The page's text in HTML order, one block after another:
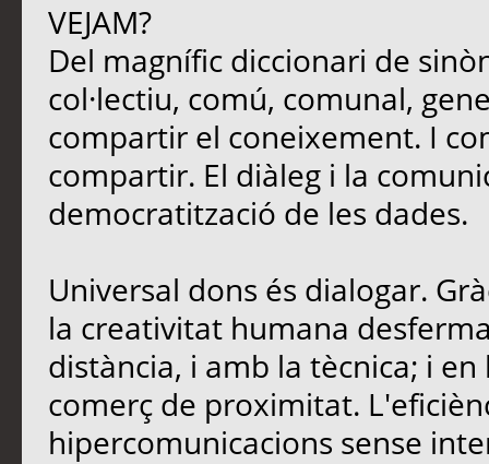
VEJAM?
Del magnífic diccionari de
col·lectiu, comú, comunal,
compartir el coneixement. I
compartir. El diàleg i la
democratització de les dades.
Universal dons és dialogar.
la creativitat humana
distància, i amb la tècnica; i
comerç de proximitat.
hipercomunicacions sense